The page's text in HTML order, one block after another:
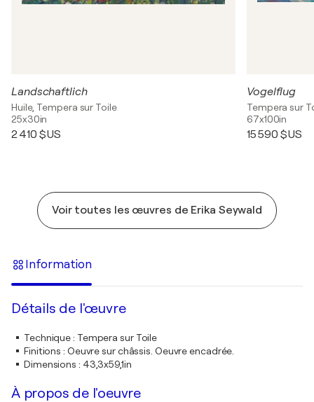
Landschaftlich
Huile, Tempera sur Toile
25x30in
2 410 $US
Vogelflug
Tempera sur
67x100in
15 590 $US
Voir toutes les œuvres de Erika Seywald
Information
Détails de l'œuvre
Technique: Tempera sur Toile
Finitions : Oeuvre sur châssis. Oeuvre encadrée.
Dimensions : 43,3x59,1in
À propos de l'oeuvre